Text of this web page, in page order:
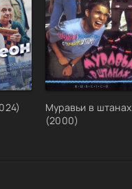
Муравьи в штанах
(2000)